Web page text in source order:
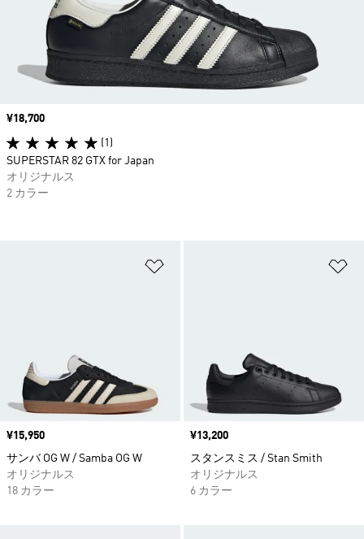
価格
¥15,950
サンバ OG W / Samba OG W
オリジナルス
18 カラー
価格
¥13,200
スタンスミス / Stan Smith
オリジナルス
6 カラー
価格
¥18,700
(1)
SUPERSTAR 82 GTX for Japan
オリジナルス
2 カラー